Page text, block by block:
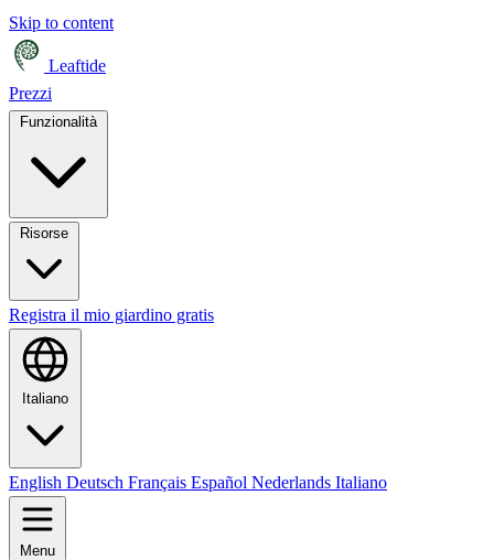
Skip to content
Leaftide
Prezzi
Funzionalità
Registra il mio giardino gratis
Italiano
English Deutsch Français Español Nederlands Italiano
Menu